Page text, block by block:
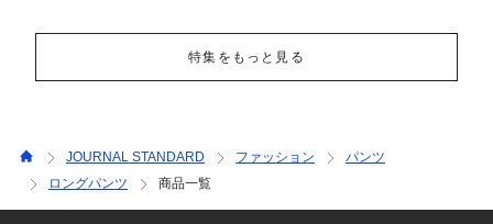
特集をもっと見る
JOURNAL STANDARD ファッション
パンツ
ロングパンツ
商品一覧